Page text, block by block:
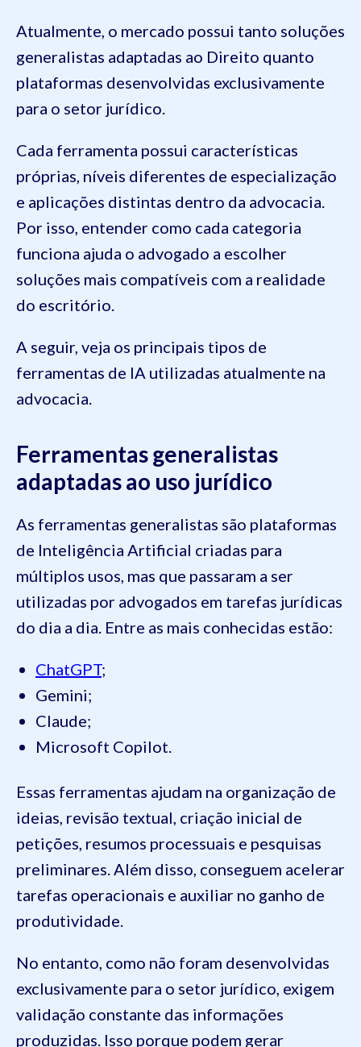
Atualmente, o mercado possui tanto soluções
generalistas adaptadas ao Direito quanto
plataformas desenvolvidas exclusivamente
para o setor jurídico.
Cada ferramenta possui características
próprias, níveis diferentes de especialização
e aplicações distintas dentro da advocacia.
Por isso, entender como cada categoria
funciona ajuda o advogado a escolher
soluções mais compatíveis com a realidade
do escritório.
A seguir, veja os principais tipos de
ferramentas de IA utilizadas atualmente na
advocacia.
Ferramentas generalistas
adaptadas ao uso jurídico
As ferramentas generalistas são plataformas
de Inteligência Artificial criadas para
múltiplos usos, mas que passaram a ser
utilizadas por advogados em tarefas jurídicas
do dia a dia. Entre as mais conhecidas estão:
ChatGPT;
Gemini;
Claude;
Microsoft Copilot.
Essas ferramentas ajudam na organização de
ideias, revisão textual, criação inicial de
petições, resumos processuais e pesquisas
preliminares. Além disso, conseguem acelerar
tarefas operacionais e auxiliar no ganho de
produtividade.
No entanto, como não foram desenvolvidas
exclusivamente para o setor jurídico, exigem
validação constante das informações
produzidas. Isso porque podem gerar